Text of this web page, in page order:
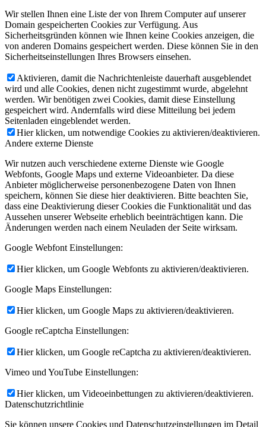
Wir stellen Ihnen eine Liste der von Ihrem Computer auf unserer
Domain gespeicherten Cookies zur Verfügung. Aus
Sicherheitsgründen können wie Ihnen keine Cookies anzeigen, die
von anderen Domains gespeichert werden. Diese können Sie in den
Sicherheitseinstellungen Ihres Browsers einsehen.
Aktivieren, damit die Nachrichtenleiste dauerhaft ausgeblendet
wird und alle Cookies, denen nicht zugestimmt wurde, abgelehnt
werden. Wir benötigen zwei Cookies, damit diese Einstellung
gespeichert wird. Andernfalls wird diese Mitteilung bei jedem
Seitenladen eingeblendet werden.
Hier klicken, um notwendige Cookies zu aktivieren/deaktivieren.
Andere externe Dienste
Wir nutzen auch verschiedene externe Dienste wie Google
Webfonts, Google Maps und externe Videoanbieter. Da diese
Anbieter möglicherweise personenbezogene Daten von Ihnen
speichern, können Sie diese hier deaktivieren. Bitte beachten Sie,
dass eine Deaktivierung dieser Cookies die Funktionalität und das
Aussehen unserer Webseite erheblich beeinträchtigen kann. Die
Änderungen werden nach einem Neuladen der Seite wirksam.
Google Webfont Einstellungen:
Hier klicken, um Google Webfonts zu aktivieren/deaktivieren.
Google Maps Einstellungen:
Hier klicken, um Google Maps zu aktivieren/deaktivieren.
Google reCaptcha Einstellungen:
Hier klicken, um Google reCaptcha zu aktivieren/deaktivieren.
Vimeo und YouTube Einstellungen:
Hier klicken, um Videoeinbettungen zu aktivieren/deaktivieren.
Datenschutzrichtlinie
Sie können unsere Cookies und Datenschutzeinstellungen im Detail